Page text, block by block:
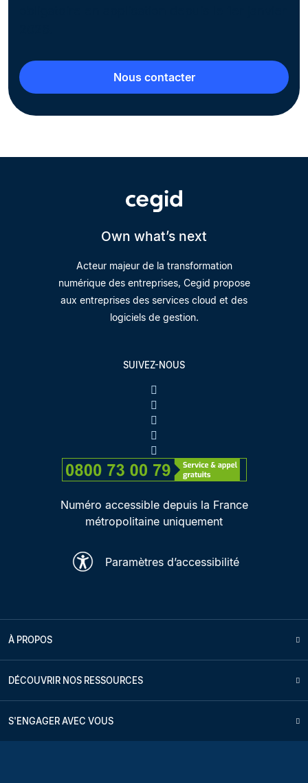
Nous contacter
Own what’s next
Acteur majeur de la transformation
numérique des entreprises, Cegid propose
aux entreprises des services cloud et des
logiciels de gestion.
SUIVEZ-NOUS
Numéro accessible depuis la France
métropolitaine uniquement
Paramètres d’accessibilité
À PROPOS
DÉCOUVRIR NOS RESSOURCES
S'ENGAGER AVEC VOUS